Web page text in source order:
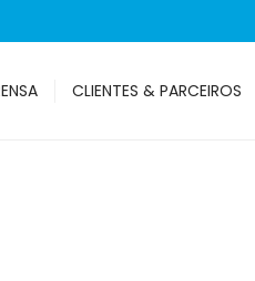
CLIENTES & PARCEIROS